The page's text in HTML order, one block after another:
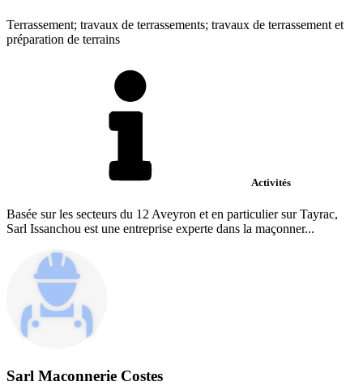
Terrassement; travaux de terrassements; travaux de terrassement et
préparation de terrains
Activités
Basée sur les secteurs du 12 Aveyron et en particulier sur Tayrac,
Sarl Issanchou est une entreprise experte dans la maçonner...
Sarl Maconnerie Costes